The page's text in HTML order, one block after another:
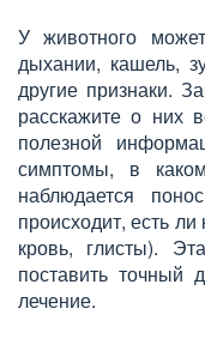
У животного
дыхании, кашель,
другие признаки.
расскажите о них
полезной
симптомы, в
наблюдается
происходит, есть
кровь, глисты).
поставить точный
лечение.